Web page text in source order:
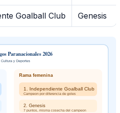
Goalball Club Genesis